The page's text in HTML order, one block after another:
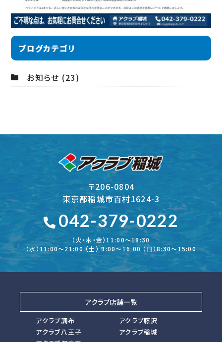
ブログカテゴリ
お知らせ (23)
〒206-0804
東京都稲城市百村1624-3
042-379-0222
（火・木・金）11:00～18:30
（水）11:00～21:00 （土） 9:00～16:00 （日）8:30～15:00
アクラブ店舗一覧
アクラブ調布
アクラブ藤沢
アクラブ八王子
アクラブ稲城